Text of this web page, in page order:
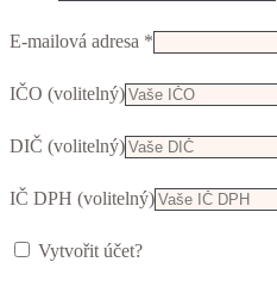
E-mailová adresa *
IČO (volitelný)
DIČ (volitelný)
IČ DPH (volitelný)
Vytvořit účet?